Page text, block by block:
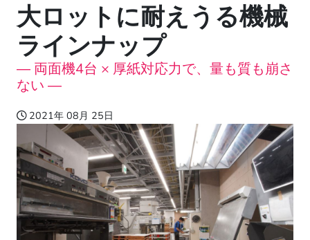
大ロットに耐えうる機械
ラインナップ
― 両面機4台 × 厚紙対応力で、量も質も崩さ
ない ―
2021年 08月 25日